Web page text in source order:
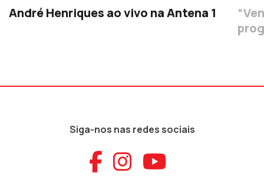
André Henriques ao vivo na Antena 1
Siga-nos nas redes sociais
Aceder ao
Aceder ao
Aceder